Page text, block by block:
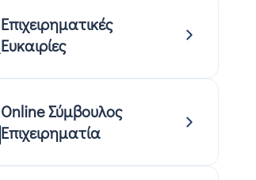
Επιχειρηματικές
Ευκαιρίες
Online Σύμβουλος
Επιχειρηματία